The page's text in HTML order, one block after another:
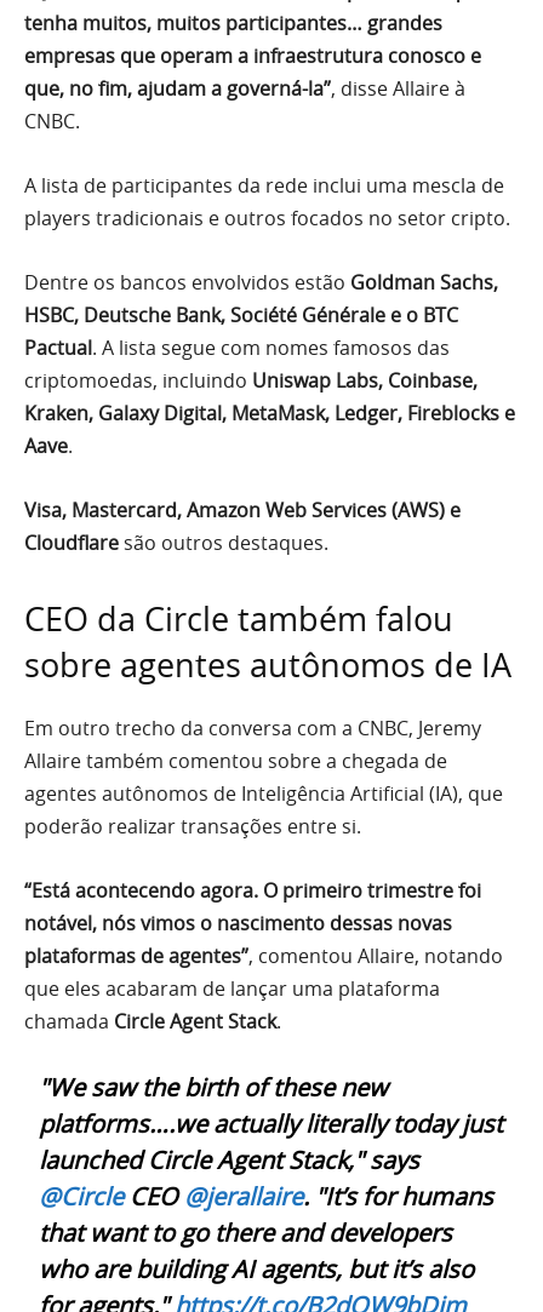
tenha muitos, muitos participantes… grandes
empresas que operam a infraestrutura conosco e
que, no fim, ajudam a governá-la”, disse Allaire à
CNBC.
A lista de participantes da rede inclui uma mescla de
players tradicionais e outros focados no setor cripto.
Dentre os bancos envolvidos estão Goldman Sachs,
HSBC, Deutsche Bank, Société Générale e o BTC
Pactual. A lista segue com nomes famosos das
criptomoedas, incluindo Uniswap Labs, Coinbase,
Kraken, Galaxy Digital, MetaMask, Ledger, Fireblocks e
Aave.
Visa, Mastercard, Amazon Web Services (AWS) e
Cloudflare são outros destaques.
CEO da Circle também falou
sobre agentes autônomos de IA
Em outro trecho da conversa com a CNBC, Jeremy
Allaire também comentou sobre a chegada de
agentes autônomos de Inteligência Artificial (IA), que
poderão realizar transações entre si.
“Está acontecendo agora. O primeiro trimestre foi
notável, nós vimos o nascimento dessas novas
plataformas de agentes”, comentou Allaire, notando
que eles acabaram de lançar uma plataforma
chamada Circle Agent Stack.
"We saw the birth of these new
platforms….we actually literally today just
launched Circle Agent Stack," says
@CircleCEO@jerallaire. "It’s for humans
that want to go there and developers
who are building AI agents, but it’s also